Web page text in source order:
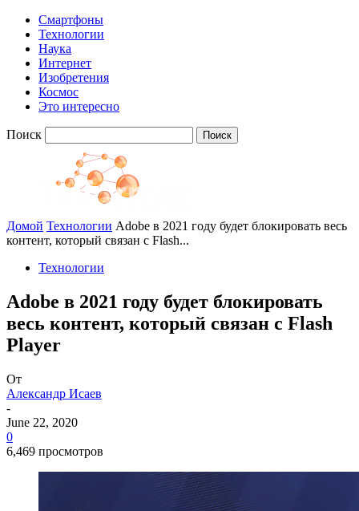
Смартфоны
Технологии
Наука
Интернет
Изобретения
Космос
Это интересно
Поиск
Домой Технологии Adobe в 2021 году будет блокировать весь
контент, который связан с Flash...
Технологии
Adobe в 2021 году будет блокировать
весь контент, который связан с Flash
Player
От
Александр Исаев
-
June 22, 2020
0
6,469 просмотров